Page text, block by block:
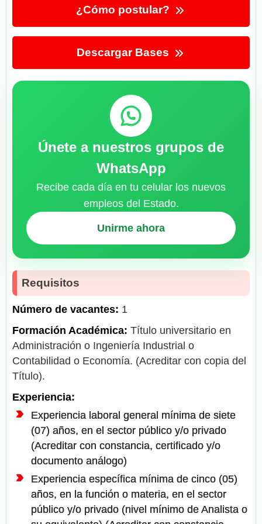
¿Cómo postular?
Descargar Bases
Únete a nuestros grupos de
WhatsApp
Recibe cada día en tu celular los nuevos
empleos del Estado.
Unirme ahora
Requisitos
Número de vacantes: 1
Formación Académica: Título universitario en
Administración o Ingeniería Industrial o
Contabilidad o Economía. (Acreditar con copia del
Título).
Experiencia:
Experiencia laboral general mínima de siete
(07) años, en el sector público y/o privado
(Acreditar con constancia, certificado y/o
documento análogo)
Experiencia específica mínima de cinco (05)
años, en la función o materia, en el sector
público y/o privado (nivel mínimo de Analista o